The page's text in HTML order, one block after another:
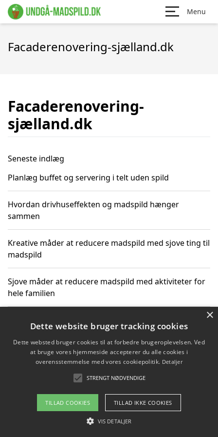
Menu
Facaderenovering-sjælland.dk
Facaderenovering-
sjælland.dk
Seneste indlæg
Planlæg buffet og servering i telt uden spild
Hvordan drivhuseffekten og madspild hænger
sammen
Kreative måder at reducere madspild med sjove ting til
madspild
Sjove måder at reducere madspild med aktiviteter for
hele familien
Copyright 2026 - Pilanto Aps
Om / kontakt
Blog Betingelser
×
Dette website bruger tracking cookies
Dette websted bruger cookies til at forbedre brugeroplevelsen. Ved
at bruge vores hjemmeside accepterer du alle cookies i
overensstemmelse med vores cookiepolitik. Detaljer
STRENGT NØDVENDIGE
TILLAD COOKIES TILLAD IKKE COOKIES
VIS DETALJER